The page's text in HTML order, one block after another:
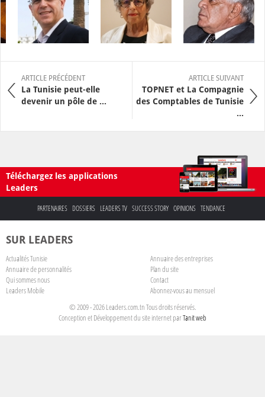
ARTICLE PRÉCÉDENT
La Tunisie peut-elle
devenir un pôle de ...
ARTICLE SUIVANT
TOPNET et La Compagnie
des Comptables de Tunisie
...
Téléchargez les applications
Leaders
PARTENAIRES DOSSIERS LEADERS TV SUCCESS STORY OPINIONS TENDANCE
SUR LEADERS
Actualités Tunisie
Annuaire des entreprises
Annuaire de personnalités
Plan du site
Qui sommes nous
Contact
Leaders Mobile
Abonnez-vous au mensuel
© 2009 - 2026 Leaders.com.tn Tous droits réservés.
Conception et Développement du site internet parTanit web